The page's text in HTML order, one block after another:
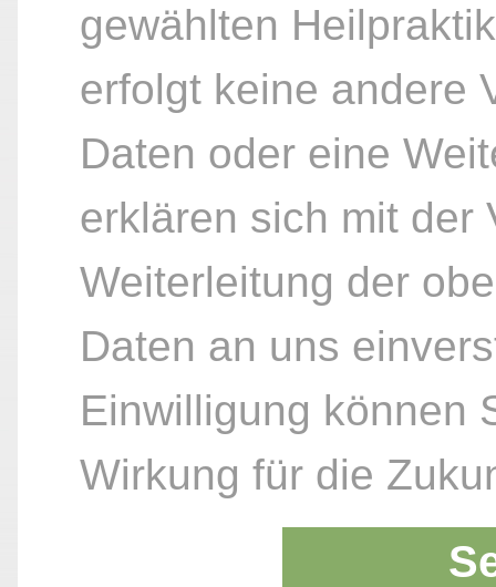
gewählten
erfolgt keine andere
Daten oder eine
erklären sich mit der
Weiterleitung der
Daten an uns
Einwilligung können
Wirkung für die